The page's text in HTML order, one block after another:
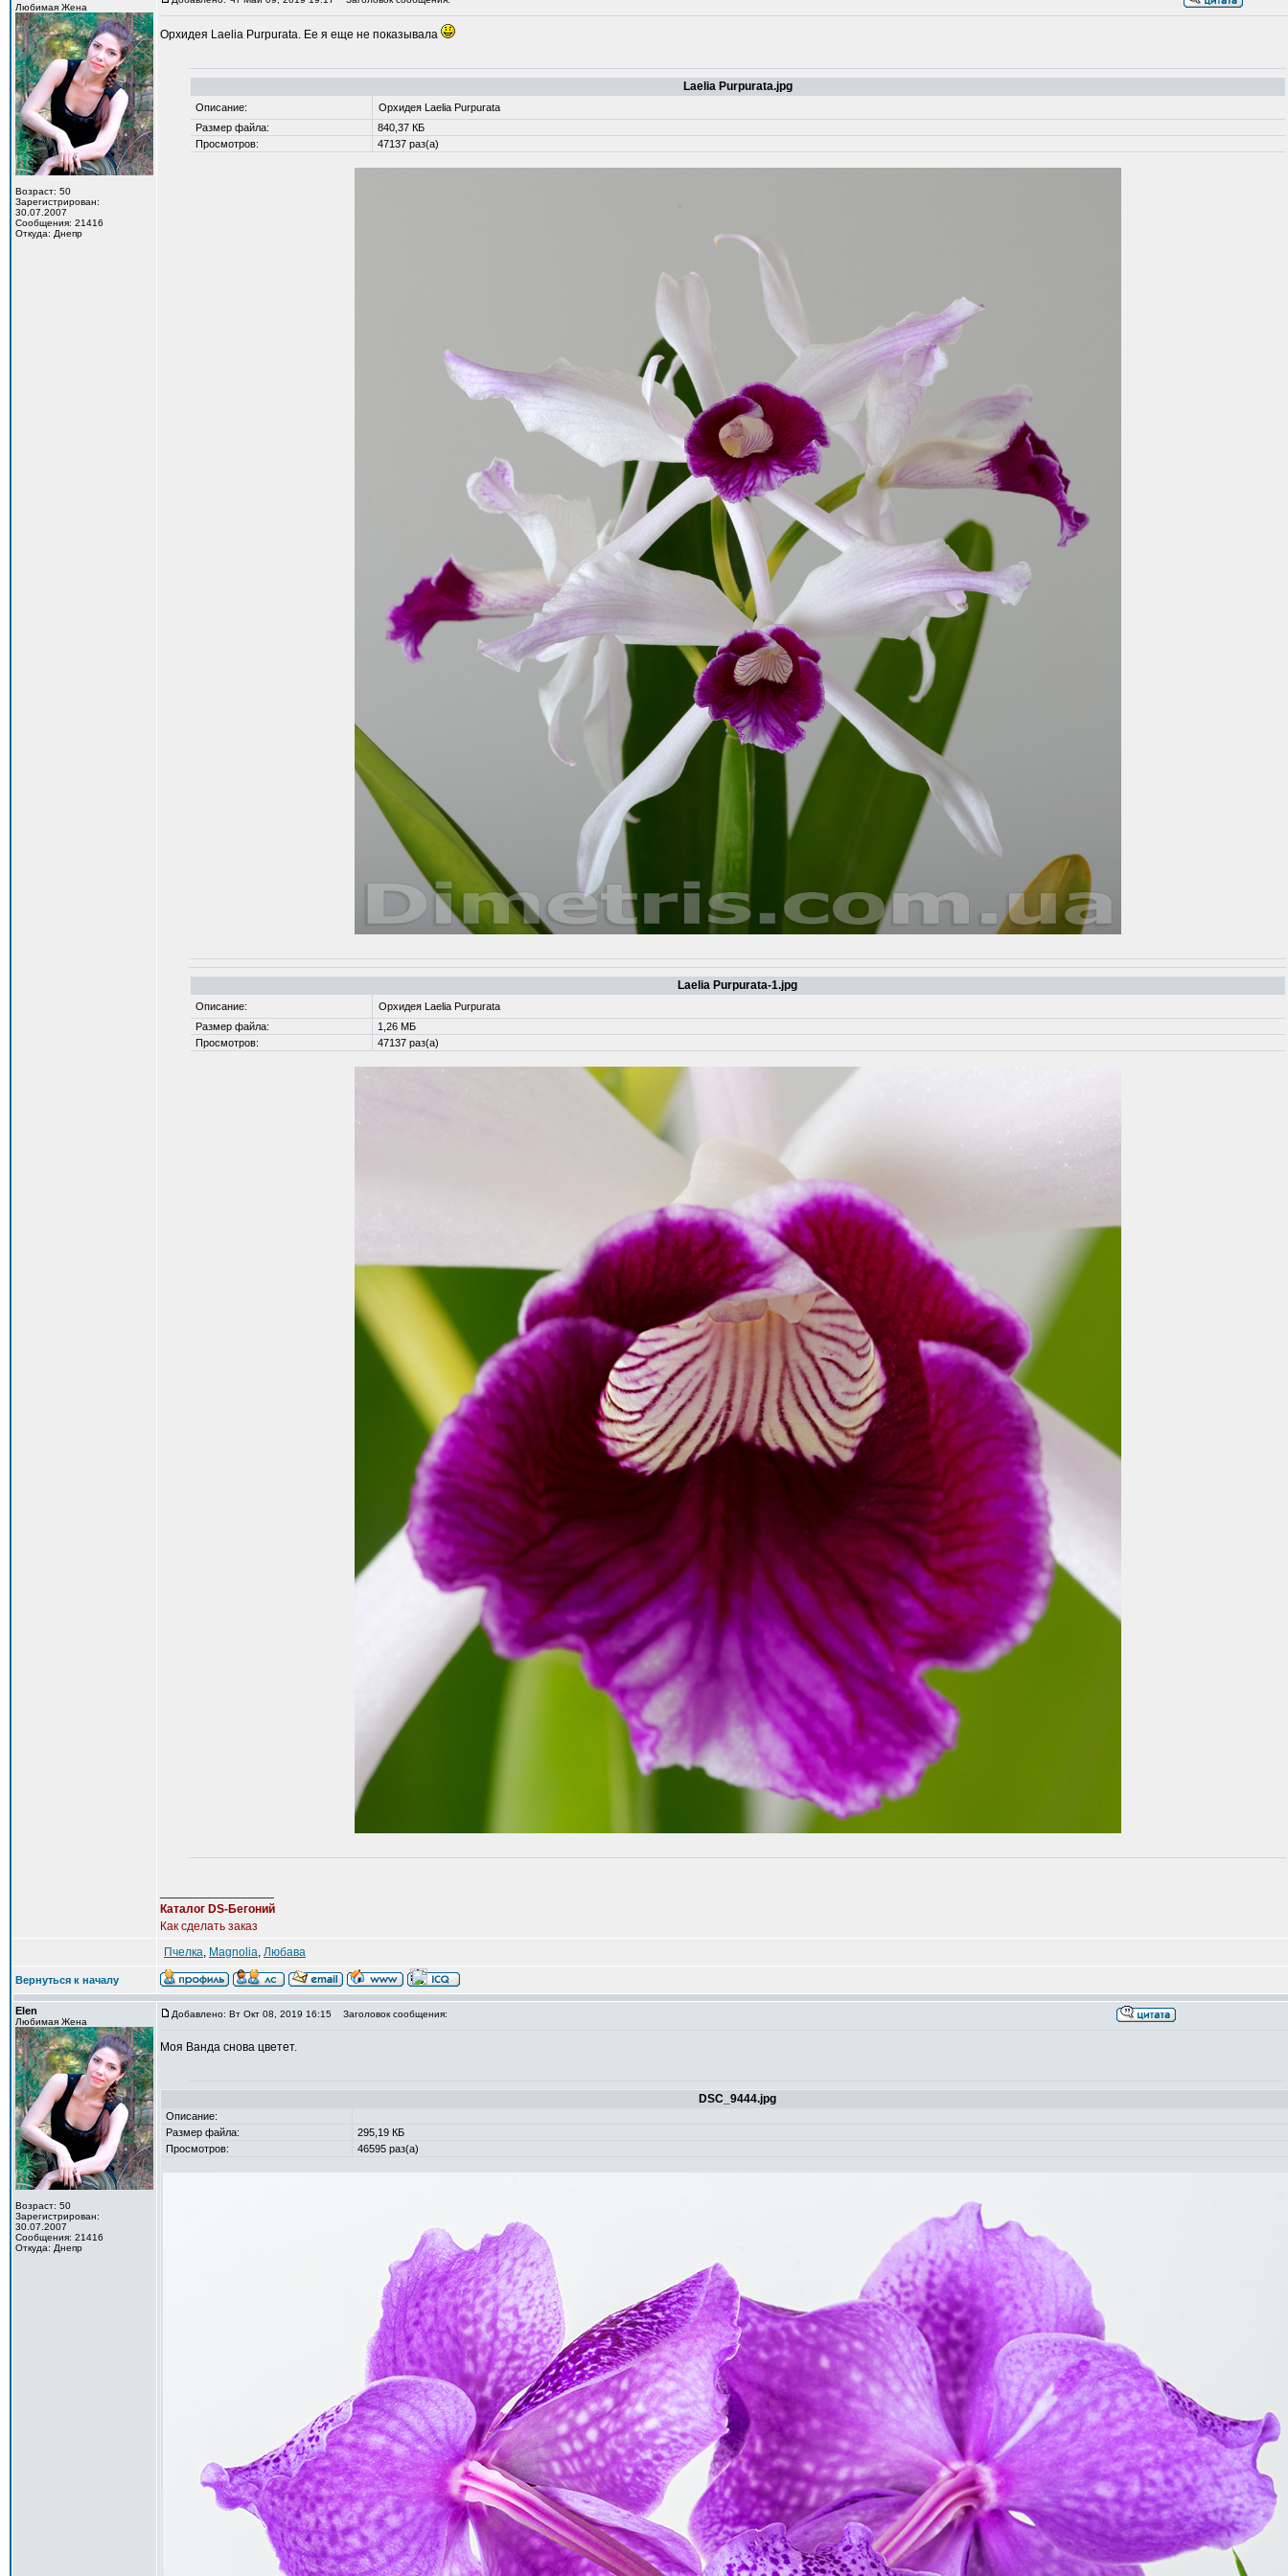
Любимая Жена
Возраст: 50
Зарегистрирован:
30.07.2007
Сообщения: 21416
Откуда: Днепр
Орхидея Laelia Purpurata. Ее я еще не показывала
Laelia Purpurata.jpg
Описание:
Орхидея Laelia Purpurata
Размер файла:
840,37 КБ
Просмотров:
47137 раз(а)
Laelia Purpurata-1.jpg
Описание:
Орхидея Laelia Purpurata
Размер файла:
1,26 МБ
Просмотров:
47137 раз(а)
Каталог DS-Бегоний
Как сделать заказ
Пчелка, Magnolia, Любава
Вернуться к началу
Elen
Любимая Жена
Возраст: 50
Зарегистрирован:
30.07.2007
Сообщения: 21416
Откуда: Днепр
Добавлено: Вт Окт 08, 2019 16:15 Заголовок сообщения:
Моя Ванда снова цветет.
DSC_9444.jpg
Описание:
Размер файла:
295,19 КБ
Просмотров:
46595 раз(а)